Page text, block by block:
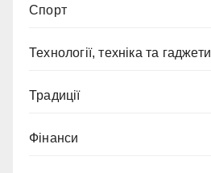
Спорт
Технології, техніка та гаджети
Традиції
Фінанси